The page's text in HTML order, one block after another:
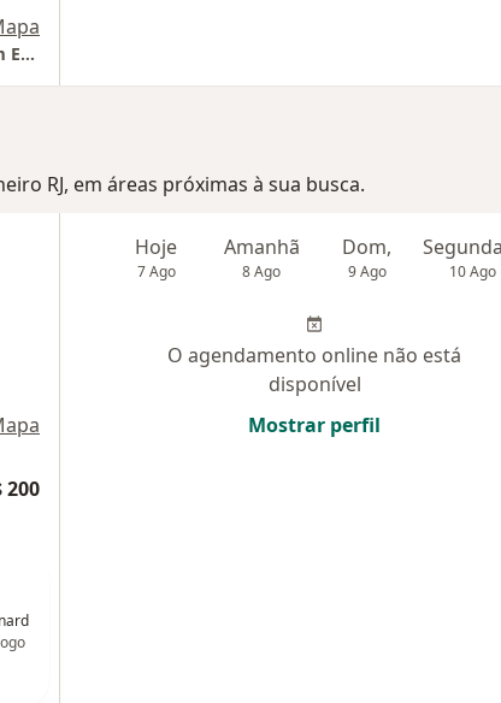
Humanamente Clínica de Psicologia Saúde E Bem Estar
RJ, em áreas próximas à sua busca.
200
Hoje
7 Ago
Amanhã
8 Ago
Dom,
9 Ago 10 Ago
O agendamento online não está
disponível
Mostrar perfil